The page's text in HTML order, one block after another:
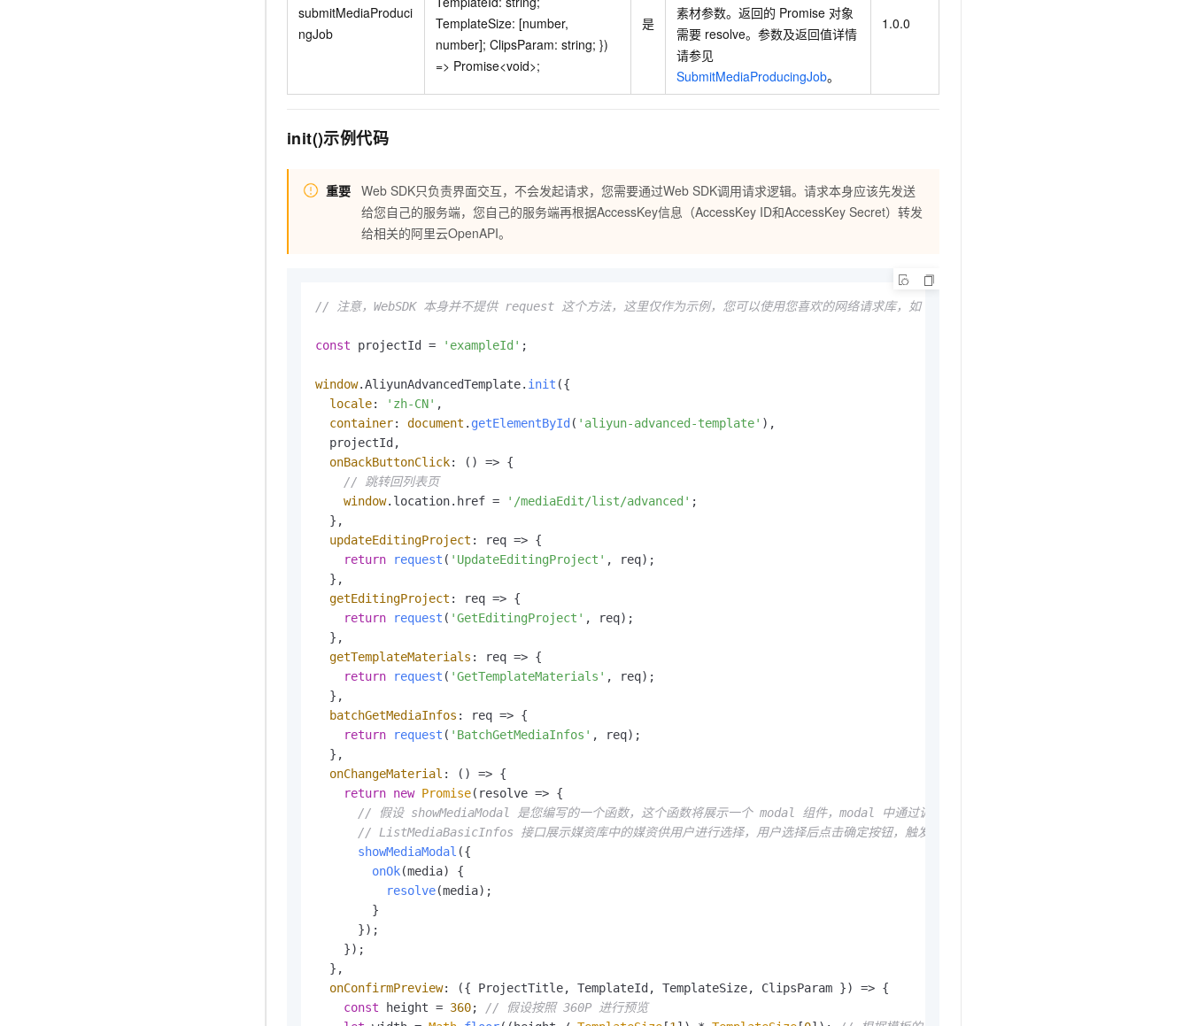
submitMediaProduci
ngJob
TemplateSize: [number,
number]; ClipsParam: string; })
=> Promise<void>;
是
素材参数。返回的 Promise 对象
需要 resolve。参数及返回值详情
请参见
SubmitMediaProducingJob。
1.0.0
init()示例代码
重要 Web SDK只负责界面交互，不会发起请求，您需要通过Web SDK调用请求逻辑。请求本身应该先发送
给您自己的服务端，您自己的服务端再根据AccessKey信息（AccessKey ID和AccessKey Secret）转发
给相关的阿里云OpenAPI。
// 注意，WebSDK 本身并不提供 request 这个方法，这里仅作为示例，您可以使用您喜欢的网络请求库，如 axios 等
const projectId = 'exampleId' ;
window.AliyunAdvancedTemplate. init ({
locale: 'zh-CN' ,
container: document . getElementById( 'aliyun-advanced-template' ),
  projectId,
onBackButtonClick: () => {
// 跳转回列表页
window. location. href = '/mediaEdit/list/advanced' ;
  },
updateEditingProject : req => {
return
request ( 'UpdateEditingProject' , req);
  },
getEditingProject : req => {
return
request ( 'GetEditingProject' , req);
  },
getTemplateMaterials : req => {
return
request ( 'GetTemplateMaterials' , req);
  },
batchGetMediaInfos : req => {
return
request ( 'BatchGetMediaInfos' , req);
  },
onChangeMaterial : () => {
return new Promise( resolve => {
// 假设 showMediaModal 是您编写的一个函数，这个函数将展示一个 modal 组件，modal 中通过调用 ICE 的
// ListMediaBasicInfos 接口展示媒资库中的媒资供用户进行选择，用户选择后点击确定按钮，触发 onOk 方法
showMediaModal ({
onOk(media) {
resolve(media);
        }
      });
    });
  },
onConfirmPreview: ({ ProjectTitle, TemplateId, TemplateSize, ClipsParam }) => {
const height = 360;
// 假设按照 360P 进行预览